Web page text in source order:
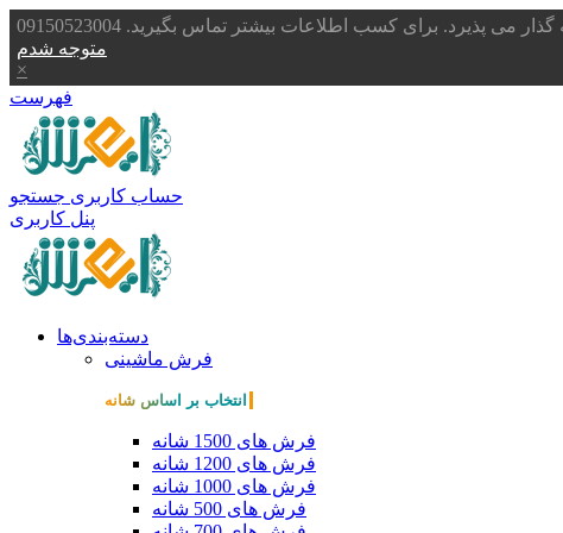
پذیرد. برای کسب اطلاعات بیشتر تماس بگیرید. 09150523004
متوجه شدم
×
فهرست
حساب کاربری جستجو
پنل کاربری
دسته‌بندی‌ها
فرش ماشینی
انتخاب بر اساس شانه
فرش های 1500 شانه
فرش های 1200 شانه
فرش های 1000 شانه
فرش های 500 شانه